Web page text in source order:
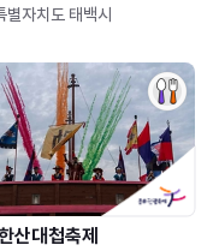
별자치도 태백시
산대첩축제